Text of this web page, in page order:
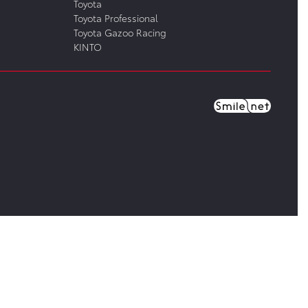
Toyota
Toyota Professional
Toyota Gazoo Racing
KINTO